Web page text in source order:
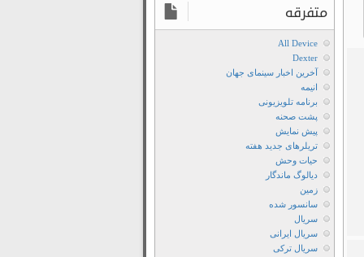
زیرنویس
فارسی
سریال
Grace
دانلود
سریال
Grace
دانلود
سریال
Grace
زیرنویس
چسبیده
متفرقه
All Device
Dexter
آخرین اخبار سینمای جهان
انیمه
برنامه تلویزیونی
پشت صحنه
پیش نمایش
تریلرهای جدید هفته
حیات وحش
دیالوگ ماندگار
زمین
سانسور شده
سریال
سریال ایرانی
سریال ترکی